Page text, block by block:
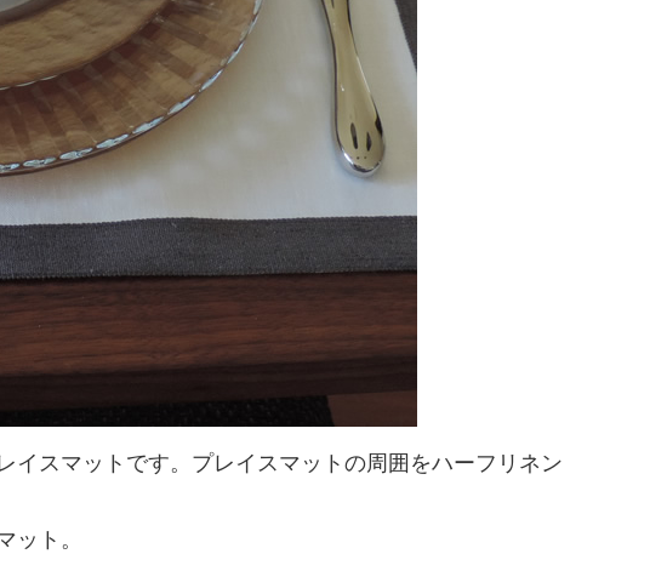
スマットです。プレイスマットの周囲をハーフリネン
ット。